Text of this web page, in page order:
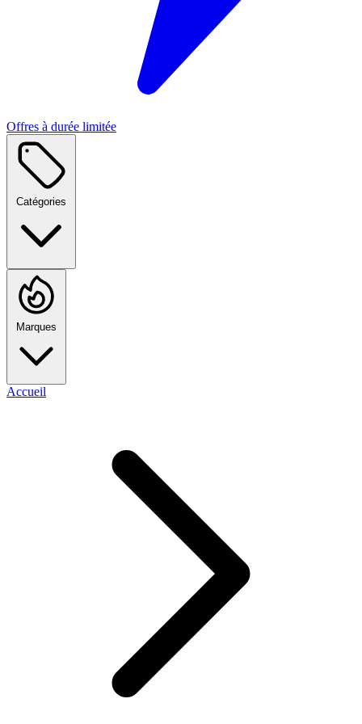
Offres à durée limitée
Catégories
Marques
Accueil